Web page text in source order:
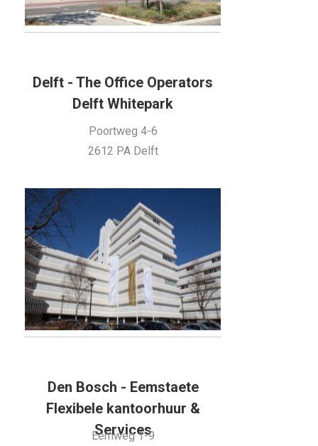
Delft - The Office Operators
Delft Whitepark
Poortweg 4-6
2612 PA Delft
Den Bosch - Eemstaete
Flexibele kantoorhuur &
Services
Eemweg 1-9